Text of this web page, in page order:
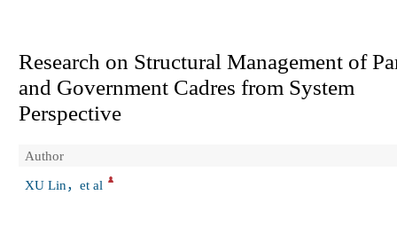
Research on Structural Management of
and Government Cadres from System
Perspective
Author
XU Lin，et al